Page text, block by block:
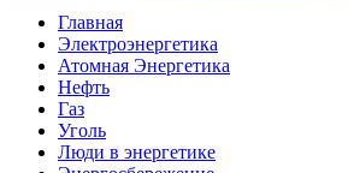
Главная
Электроэнергетика
Атомная Энергетика
Нефть
Газ
Уголь
Люди в энергетике